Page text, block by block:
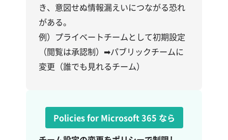
き、意図せぬ情報漏えいにつながる恐れ
がある。
例）プライベートチームとして初期設定
（閲覧は承認制）➡パブリックチームに
変更（誰でも見れるチーム）
Policies for Microsoft 365 なら